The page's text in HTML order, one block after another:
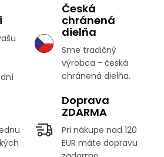
Česká
chránená
dielňa
Sme tradičný
výrobca - česká
chránená dielňa.
Doprava
ZDARMA
Pri nákupe nad 120
EUR máte dopravu